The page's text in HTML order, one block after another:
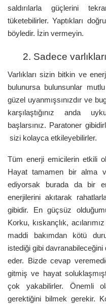
saldırılarla güçlerini
tüketebilirler. Yaptıkları
böyledir. İzin vermeyin.
2. Sadece
Varlıkları sizin bitkin ve
bulunursa bulunsunlar
güzel uyanmışsınızdır ve
karşılaştığınız anda
başlarsınız. Paratoner
sizi kolayca etkileyebilirler.
Tüm enerji emicilerin etkili
Hayat tamamen bir alma
ediyorsak burada da bir
enerjilerini akıtarak
gibidir. En güçsüz
Korku, kıskançlık,
maddi bakımdan kötü
istediği gibi
eder. Bizde cevap
gitmiş ve hayat
çok yakabilirler. Önemli
gerektiğini bilmek gerekir.